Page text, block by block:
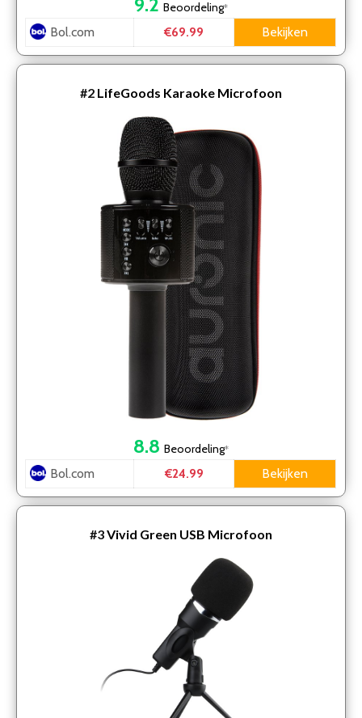
Beoordeling*
Bol.com €69.99 Bekijken
#2 LifeGoods Karaoke Microfoon
8.8 Beoordeling*
Bol.com €24.99 Bekijken
#3Vivid Green USB Microfoon